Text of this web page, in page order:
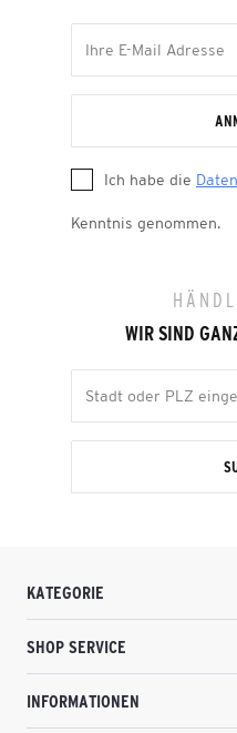
Ich habe die
Kenntnis genommen.
WIR SIND
KATEGORIE
SHOP SERVICE
INFORMATIONEN